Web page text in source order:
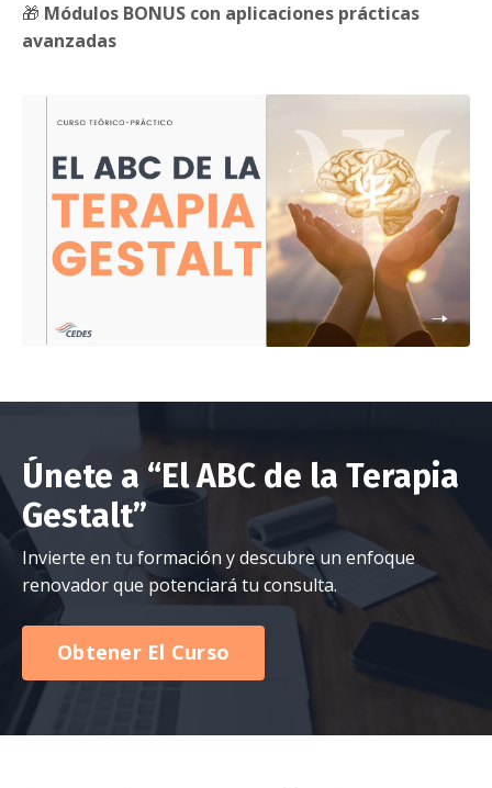
🎁 Módulos BONUS con aplicaciones prácticas
avanzadas
Únete a “El ABC de la Terapia
Gestalt”
Invierte en tu formación y descubre un enfoque
renovador que potenciará tu consulta.
Obtener El Curso